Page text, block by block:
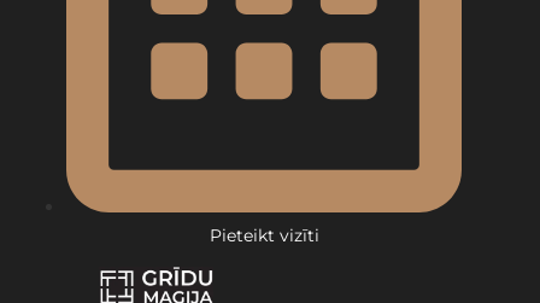
Pieteikt vizīti